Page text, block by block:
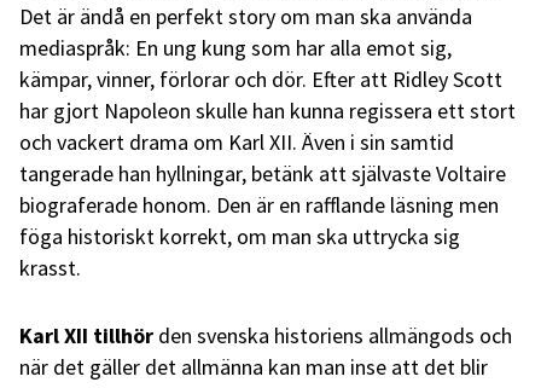
Det är ändå en perfekt story om man ska använda
mediaspråk: En ung kung som har alla emot sig,
kämpar, vinner, förlorar och dör. Efter att Ridley Scott
har gjort Napoleon skulle han kunna regissera ett stort
och vackert drama om Karl XII. Även i sin samtid
tangerade han hyllningar, betänk att självaste Voltaire
biograferade honom. Den är en rafflande läsning men
föga historiskt korrekt, om man ska uttrycka sig
krasst.
Karl XII tillhör den svenska historiens allmängods och
när det gäller det allmänna kan man inse att det blir